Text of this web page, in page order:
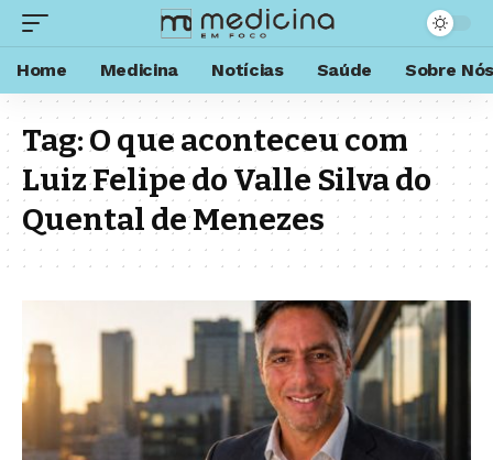
Home Medicina Notícias Saúde Sobre
Tag:O que aconteceu com
Luiz Felipe do Valle Silva do
Quental de Menezes